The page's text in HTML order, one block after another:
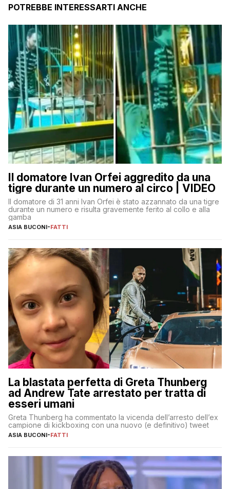
POTREBBE INTERESSARTI ANCHE
Il domatore Ivan Orfei aggredito da una
tigre durante un numero al circo | VIDEO
Il domatore di 31 anni Ivan Orfei è stato azzannato da una tigre
durante un numero e risulta gravemente ferito al collo e alla
gamba
ASIA BUCONI-FATTI
La blastata perfetta di Greta Thunberg
ad Andrew Tate arrestato per tratta di
esseri umani
Greta Thunberg ha commentato la vicenda dell’arresto dell’ex
campione di kickboxing con una nuovo (e definitivo) tweet
ASIA BUCONI-FATTI